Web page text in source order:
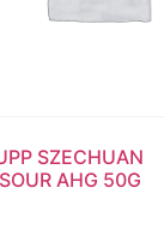
SZECHUAN
AHG 50G